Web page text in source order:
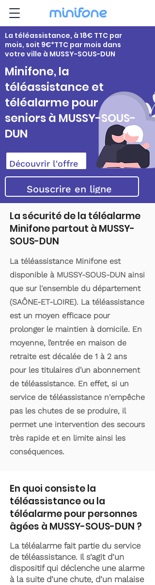
La téléassistance, à 18€ TTC par
mois, soit 9€*TTC par mois dans
votre ville à MUSSY-SOUS-DUN
Minifone, la
téléassistance et
téléalarme pour
seniors à MUSSY-SOUS-
DUN
Découvrir l'offre
Souscrire en ligne
La sécurité de la téléalarme
Minifone partout à MUSSY-
SOUS-DUN
La téléassistance Minifone est
disponible à MUSSY-SOUS-DUN ainsi
que sur l'ensemble du département
(SAÔNE-ET-LOIRE). La téléassistance
est un moyen efficace pour
prolonger le maintien à domicile. En
moyenne, l’entrée en maison de
retraite est décalée de 1 à 2 ans
pour les titulaires d’un abonnement
de téléassistance. En effet, si un
service de téléassistance n'empêche
pas les chutes de se produire, il
permet une intervention des secours
très rapide et en limite ainsi les
conséquences.
En quoi consiste la
téléassistance ou la
téléalarme pour personnes
âgées à MUSSY-SOUS-DUN ?
La téléalarme fait partie du service
de téléassistance. Il s’agit d’un
dispositif qui déclenche une alarme
à la suite d’une chute, d’un malaise